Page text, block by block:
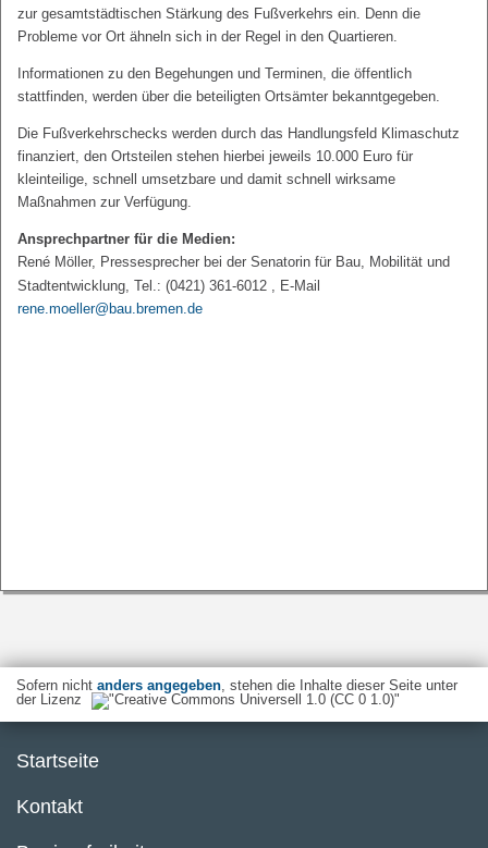
zur gesamtstädtischen Stärkung des Fußverkehrs ein. Denn die
Probleme vor Ort ähneln sich in der Regel in den Quartieren.
Informationen zu den Begehungen und Terminen, die öffentlich
stattfinden, werden über die beteiligten Ortsämter bekanntgegeben.
Die Fußverkehrschecks werden durch das Handlungsfeld Klimaschutz
finanziert, den Ortsteilen stehen hierbei jeweils 10.000 Euro für
kleinteilige, schnell umsetzbare und damit schnell wirksame
Maßnahmen zur Verfügung.
Ansprechpartner für die Medien:
René Möller, Pressesprecher bei der Senatorin für Bau, Mobilität und
Stadtentwicklung, Tel.: (0421) 361-6012 , E-Mail
rene.moeller@bau.bremen.de
Sofern nicht anders angegeben, stehen die Inhalte dieser Seite unter
der Lizenz
Startseite
Kontakt